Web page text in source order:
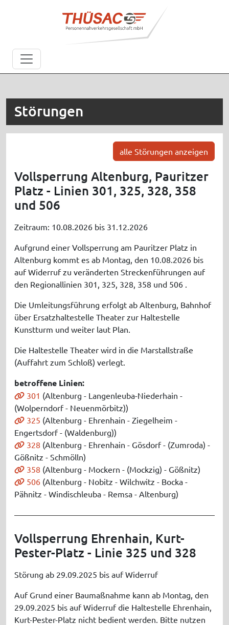
Störungen
alle Störungen anzeigen
Vollsperrung Altenburg, Pauritzer
Platz - Linien 301, 325, 328, 358
und 506
Zeitraum: 10.08.2026 bis 31.12.2026
Aufgrund einer Vollsperrung am Pauritzer Platz in
Altenburg kommt es ab Montag, den 10.08.2026 bis
auf Widerruf zu veränderten Streckenführungen auf
den Regionallinien 301, 325, 328, 358 und 506 .
Die Umleitungsführung erfolgt ab Altenburg, Bahnhof
über Ersatzhaltestelle Theater zur Haltestelle
Kunstturm und weiter laut Plan.
Die Haltestelle Theater wird in die Marstallstraße
(Auffahrt zum Schloß) verlegt.
betroffene Linien:
301 (Altenburg - Langenleuba-Niederhain -
(Wolperndorf - Neuenmörbitz))
325 (Altenburg - Ehrenhain - Ziegelheim -
Engertsdorf - (Waldenburg))
328 (Altenburg - Ehrenhain - Gösdorf - (Zumroda) -
Gößnitz - Schmölln)
358 (Altenburg - Mockern - (Mockzig) - Gößnitz)
506 (Altenburg - Nobitz - Wilchwitz - Bocka -
Pähnitz - Windischleuba - Remsa - Altenburg)
Vollsperrung Ehrenhain, Kurt-
Pester-Platz - Linie 325 und 328
Störung ab 29.09.2025 bis auf Widerruf
Auf Grund einer Baumaßnahme kann ab Montag, den
29.09.2025 bis auf Widerruf die Haltestelle Ehrenhain,
Kurt-Pester-Platz nicht bedient werden. Bitte nutzen